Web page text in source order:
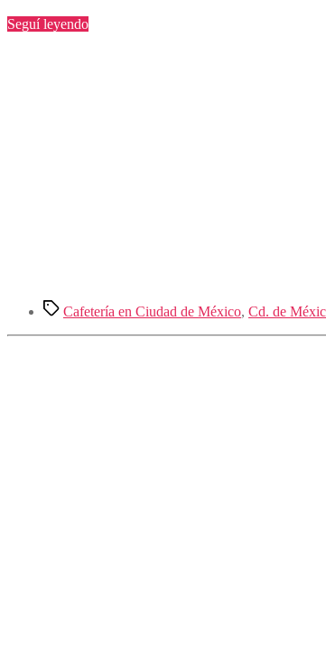
Seguí leyendo“La
Etiquetas
Cafetería en Ciudad de México, Cd. de